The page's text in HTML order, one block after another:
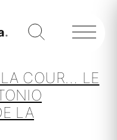
COUR… LE
LA